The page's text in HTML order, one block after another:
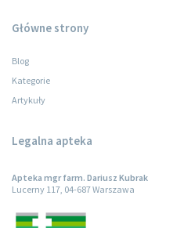
Główne strony
Blog
Kategorie
Artykuły
Legalna apteka
Apteka mgr farm. Dariusz Kubrak
Lucerny 117, 04-687 Warszawa